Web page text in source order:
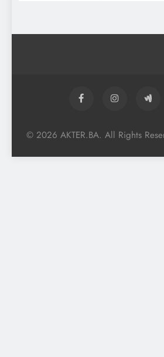
© 2026 AKTER.BA. All Rights